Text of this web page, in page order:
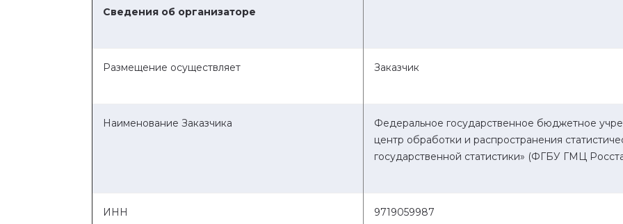
Сведения об организаторе
Размещение осуществляет Заказчик
Наименование Заказчика
Федеральное государственное бюджетное
центр обработки и распространения
государственной статистики» (ФГБУ ГМЦ
ИНН 9719059987